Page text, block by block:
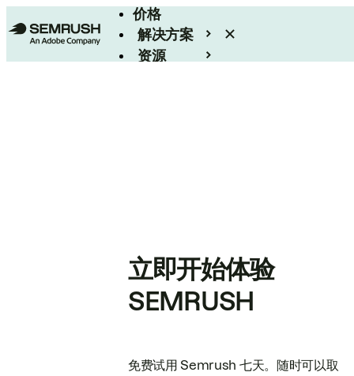
价格
解决方案
资源
立即开始体验
SEMRUSH
免费试用 Semrush 七天。随时可以取